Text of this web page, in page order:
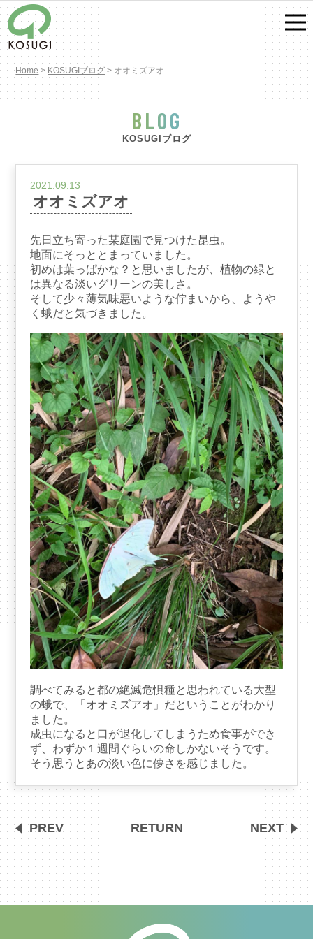
Home > KOSUGIブログ> オオミズアオ
BLOG
KOSUGIブログ
2021.09.13
オオミズアオ
先日立ち寄った某庭園で見つけた昆虫。
地面にそっととまっていました。
初めは葉っぱかな？と思いましたが、植物の緑と
は異なる淡いグリーンの美しさ。
そして少々薄気味悪いような佇まいから、ようや
く蛾だと気づきました。
調べてみると都の絶滅危惧種と思われている大型
の蛾で、「オオミズアオ」だということがわかり
ました。
成虫になると口が退化してしまうため食事ができ
ず、わずか１週間ぐらいの命しかないそうです。
そう思うとあの淡い色に儚さを感じました。
PREV RETURN NEXT